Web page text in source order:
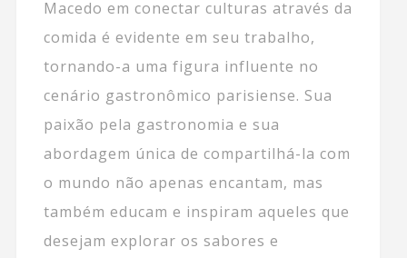
Macedo em conectar culturas através da
comida é evidente em seu trabalho,
tornando-a uma figura influente no
cenário gastronômico parisiense. Sua
paixão pela gastronomia e sua
abordagem única de compartilhá-la com
o mundo não apenas encantam, mas
também educam e inspiram aqueles que
desejam explorar os sabores e